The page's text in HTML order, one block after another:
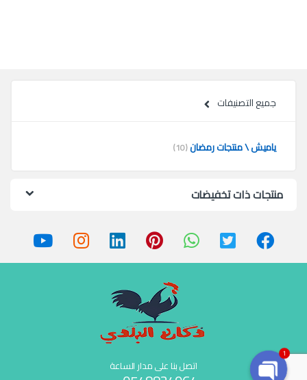
جميع التصنيفات
ياميش \ منتجات رمضان(10)
منتجات ذات تخفيضات
اتصل بنا على مدار الساعة
1